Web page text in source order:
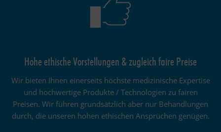
Hohe ethische Vorstellungen & zugleich faire Preise
Wir bieten Ihnen einerseits höchste medizinische Expertise
und hochwertige Produkte / Technologien zu fairen
Preisen. Wir führen grundsätzlich aber nur Behandlungen
durch, die unseren hohen ethischen Ansprüchen genügen.